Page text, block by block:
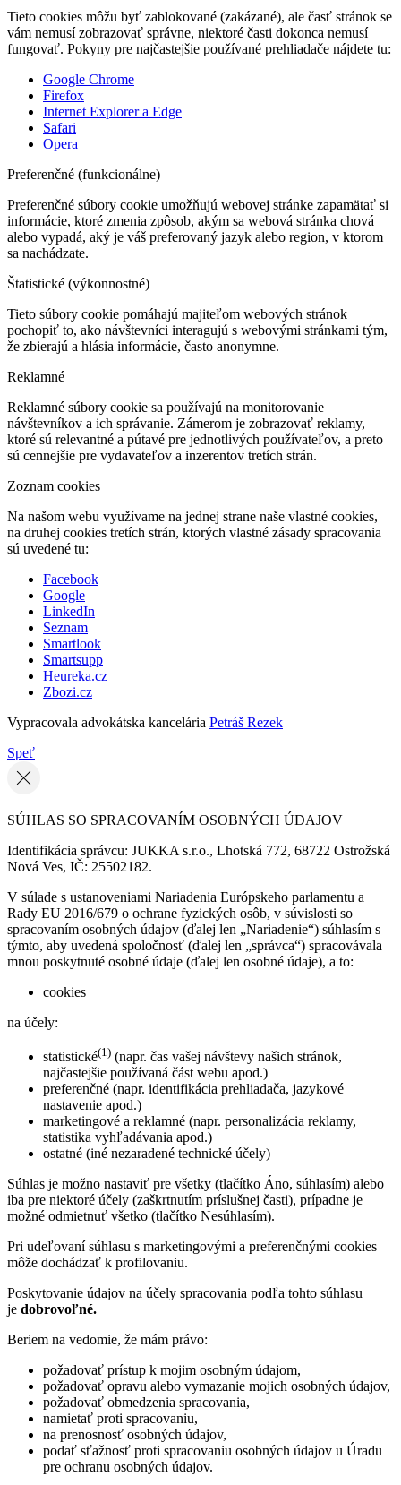
Tieto cookies môžu byť zablokované (zakázané), ale časť stránok se
vám nemusí zobrazovať správne, niektoré časti dokonca nemusí
fungovať. Pokyny pre najčastejšie používané prehliadače nájdete tu:
Google Chrome
Firefox
Internet Explorer a Edge
Safari
Opera
Preferenčné (funkcionálne)
Preferenčné súbory cookie umožňujú webovej stránke zapamätať si
informácie, ktoré zmenia zpôsob, akým sa webová stránka chová
alebo vypadá, aký je váš preferovaný jazyk alebo region, v ktorom
sa nachádzate.
Štatistické (výkonnostné)
Tieto súbory cookie pomáhajú majiteľom webových stránok
pochopiť to, ako návštevníci interagujú s webovými stránkami tým,
že zbierajú a hlásia informácie, často anonymne.
Reklamné
Reklamné súbory cookie sa používajú na monitorovanie
návštevníkov a ich správanie. Zámerom je zobrazovať reklamy,
ktoré sú relevantné a pútavé pre jednotlivých používateľov, a preto
sú cennejšie pre vydavateľov a inzerentov tretích strán.
Zoznam cookies
Na našom webu využívame na jednej strane naše vlastné cookies,
na druhej cookies tretích strán, ktorých vlastné zásady spracovania
sú uvedené tu:
Facebook
Google
LinkedIn
Seznam
Smartlook
Smartsupp
Heureka.cz
Zbozi.cz
Vypracovala advokátska kancelária Petráš Rezek
Speť
SÚHLAS SO SPRACOVANÍM OSOBNÝCH ÚDAJOV
Identifikácia správcu: JUKKA s.r.o., Lhotská 772, 68722 Ostrožská
Nová Ves, IČ: 25502182.
V súlade s ustanoveniami Nariadenia Európskeho parlamentu a
Rady EU 2016/679 o ochrane fyzických osôb, v súvislosti so
spracovaním osobných údajov (ďalej len „Nariadenie“) súhlasím s
týmto, aby uvedená spoločnosť (ďalej len „správca“) spracovávala
mnou poskytnuté osobné údaje (ďalej len osobné údaje), a to:
cookies
na účely:
statistické(1) (napr. čas vašej návštevy našich stránok,
najčastejšie používaná část webu apod.)
preferenčné (napr. identifikácia prehliadača, jazykové
nastavenie apod.)
marketingové a reklamné (napr. personalizácia reklamy,
statistika vyhľadávania apod.)
ostatné (iné nezaradené technické účely)
Súhlas je možno nastaviť pre všetky (tlačítko Áno, súhlasím) alebo
iba pre niektoré účely (zaškrtnutím príslušnej časti), prípadne je
možné odmietnuť všetko (tlačítko Nesúhlasím).
Pri udeľovaní súhlasu s marketingovými a preferenčnými cookies
môže dochádzať k profilovaniu.
Poskytovanie údajov na účely spracovania podľa tohto súhlasu
je dobrovoľné.
Beriem na vedomie, že mám právo:
požadovať prístup k mojim osobným údajom,
požadovať opravu alebo vymazanie mojich osobných údajov,
požadovať obmedzenia spracovania,
namietať proti spracovaniu,
na prenosnosť osobných údajov,
podať sťažnosť proti spracovaniu osobných údajov u Úradu
pre ochranu osobných údajov.